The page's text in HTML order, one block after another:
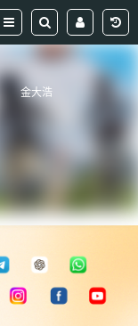
金大浩